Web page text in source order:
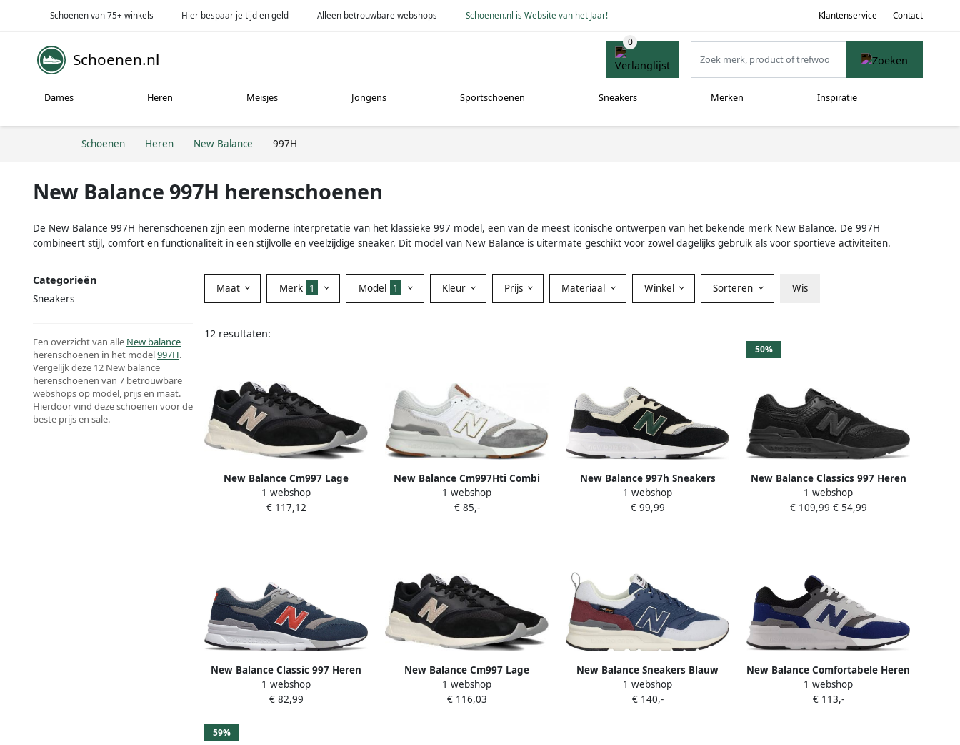
Schoenen van 75+ winkels Hier bespaar je tijd en geld Alleen betrouwbare webshops Schoenen.nl is Website van het Jaar! Klantenservice Contact
Schoenen.nl
Dames Heren Meisjes Jongens Sportschoenen Sneakers Merken Inspiratie
Schoenen Heren New Balance 997H
New Balance 997H herenschoenen
De New Balance 997H herenschoenen zijn een moderne interpretatie van het klassieke 997 model, een van de meest iconische ontwerpen van het bekende merk New Balance. De 997H
combineert stijl, comfort en functionaliteit in een stijlvolle en veelzijdige sneaker. Dit model van New Balance is uitermate geschikt voor zowel dagelijks gebruik als voor sportieve activiteiten.
Categorieën
Sneakers
Een overzicht van alle New balance
herenschoenen in het model997H.
Vergelijk deze 12 New balance
herenschoenen van 7 betrouwbare
webshops op model, prijs en maat.
Hierdoor vind deze schoenen voor de
beste prijs en sale.
Maat Merk 1 Model 1 Kleur Prijs Materiaal Winkel Sorteren Wis
12 resultaten:
New Balance Cm997 Lage
sneakers Heren Zwart +
1 webshop
€ 117,12
New Balance Cm997Hti Combi
Shoes Beige Heren
1 webshop
€ 85,-
New Balance 997h Sneakers
Lichtgewicht Demping
Seizoenskleuren Wit Heren
1 webshop
€ 99,99
50%
New Balance Classics 997 Heren
Sneakers Sportschoenen
Schoenen Zwart CM997HCI
1 webshop
€ 109,99€ 54,99
New Balance Classic 997 Heren
Sneakers Sport Casual schoenen
Blauw CM997HAY
1 webshop
€ 82,99
New Balance Cm997 Lage
sneakers Heren Zwart +
1 webshop
€ 116,03
New Balance Sneakers Blauw
Heren
1 webshop
€ 140,-
New Balance Comfortabele Heren
Sportschoenen Corduroy
Sneakers Gray Heren
1 webshop
€ 113,-
59%